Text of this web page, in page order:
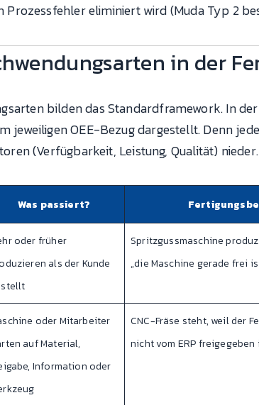
eliminiert wird (Muda Typ 2
in der
bilden das Standardframework. In
jeweiligen OEE-Bezug dargestellt. Denn
(Verfügbarkeit, Leistung, Qualität) nieder.
Was passiert?
oder früher
als der Kunde
Spritzgussmaschine
„die Maschine gerade frei
oder Mitarbeiter
auf Material,
Information oder
CNC-Fräse steht, weil der
nicht vom ERP freigegeben